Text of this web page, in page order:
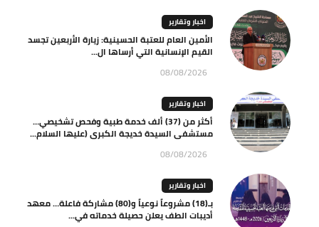
اخبار وتقارير
الأمين العام للعتبة الحسينية: زيارة الأربعين تجسد
القيم الإنسانية التي أرساها ال...
08/08/2026
اخبار وتقارير
أكثر من (37) ألف خدمة طبية وفحص تشخيصي…
مستشفى السيدة خديجة الكبرى (عليها السلام...
08/08/2026
اخبار وتقارير
بـ(18) مشروعاً نوعياً و(80) مشاركة فاعلة… معهد
أديبات الطف يعلن حصيلة خدماته في...